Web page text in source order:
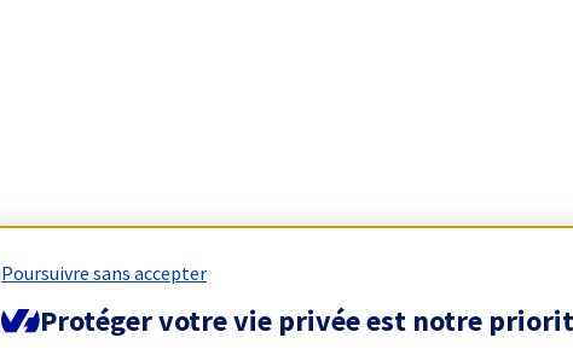
Poursuivre sans accepter
Protéger votre vie privée est notre